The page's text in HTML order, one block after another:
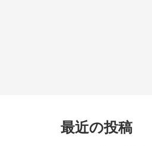
最近の投稿